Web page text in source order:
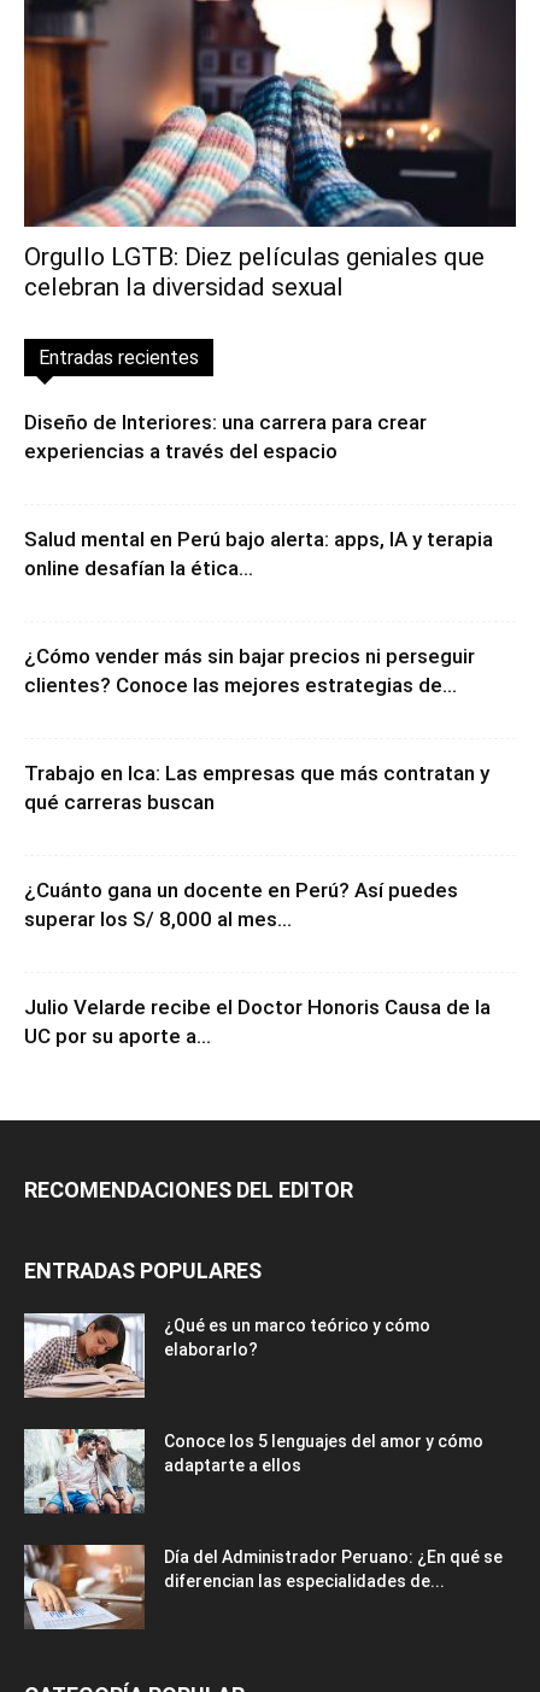
Orgullo LGTB: Diez películas geniales que
celebran la diversidad sexual
Entradas recientes
Diseño de Interiores: una carrera para crear
experiencias a través del espacio
Salud mental en Perú bajo alerta: apps, IA y terapia
online desafían la ética...
¿Cómo vender más sin bajar precios ni perseguir
clientes? Conoce las mejores estrategias de...
Trabajo en Ica: Las empresas que más contratan y
qué carreras buscan
¿Cuánto gana un docente en Perú? Así puedes
superar los S/ 8,000 al mes...
Julio Velarde recibe el Doctor Honoris Causa de la
UC por su aporte a...
RECOMENDACIONES DEL EDITOR
ENTRADAS POPULARES
¿Qué es un marco teórico y cómo
elaborarlo?
Conoce los 5 lenguajes del amor y cómo
adaptarte a ellos
Día del Administrador Peruano: ¿En qué se
diferencian las especialidades de...